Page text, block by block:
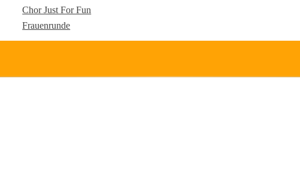
Chor Just For Fun
Frauenrunde